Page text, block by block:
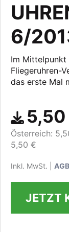
6/
Im Mittelpunkt
Fliegeruhren-
das erste Mal
5,50
Österreich:
5,50 €
Inkl. MwSt. | AGB
JETZT